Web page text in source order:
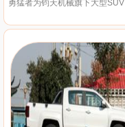
勇猛者为钧天机械旗下大型